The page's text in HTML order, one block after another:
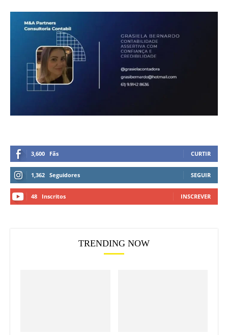
3,600 Fãs CURTIR
1,362 Seguidores SEGUIR
48 Inscritos INSCREVER
TRENDING NOW